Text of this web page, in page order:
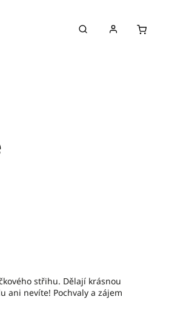
Poukazy
střihu. Dělají krásnou
ani nevíte! Pochvaly a zájem